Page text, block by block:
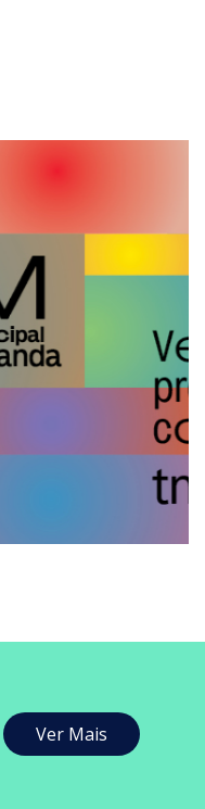
Ver Mais